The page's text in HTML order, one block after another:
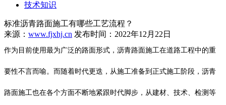
技术知识
标准沥青路面施工有哪些工艺流程？
来源： www.fjxhj.cn 发布时间：2022年12月22日
作为目前使用最为广泛的路面形式，沥青路面施工在道路工程中的重
要性不言而喻。而随着时代更迭，从施工准备到正式施工阶段，沥青
路面施工也在各个方面不断地紧跟时代脚步，从建材、技术、检测等